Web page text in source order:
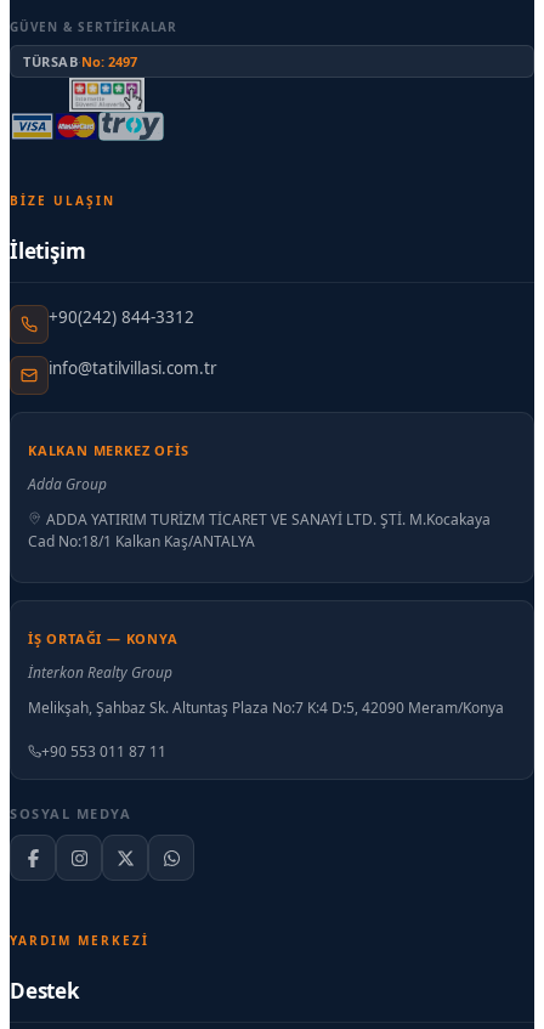
GÜVEN & SERTIFIKALAR
TÜRSAB·No: 2497
BIZE ULAŞIN
İletişim
+90(242) 844-3312
info@tatilvillasi.com.tr
KALKAN MERKEZ OFIS
Adda Group
ADDA YATIRIM TURİZM TİCARET VE SANAYİ LTD. ŞTİ. M.Kocakaya
Cad No:18/1 Kalkan Kaş/ANTALYA
İŞ ORTAĞI — KONYA
İnterkon Realty Group
Melikşah, Şahbaz Sk. Altuntaş Plaza No:7 K:4 D:5, 42090 Meram/Konya
+90 553 011 87 11
SOSYAL MEDYA
YARDIM MERKEZI
Destek